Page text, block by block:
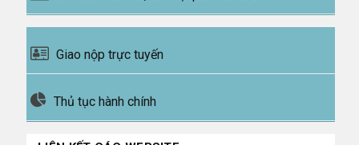
Giao nộp trực tuyến
Thủ tục hành chính